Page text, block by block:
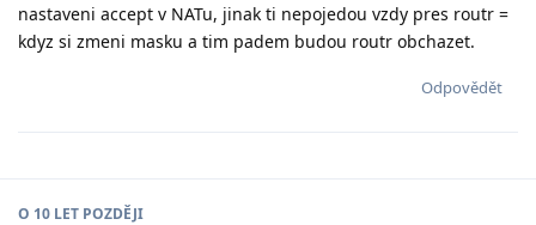
nastaveni accept v NATu, jinak ti nepojedou vzdy pres routr =
kdyz si zmeni masku a tim padem budou routr obchazet.
Odpovědět
O 10 LET POZDĚJI